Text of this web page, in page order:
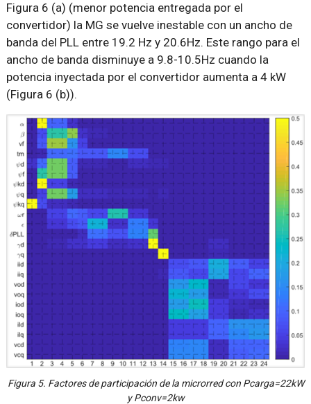
Figura 6 (a) (menor potencia entregada por el
convertidor) la MG se vuelve inestable con un ancho de
banda del PLL entre 19.2 Hz y 20.6Hz. Este rango para el
ancho de banda disminuye a 9.8-10.5Hz cuando la
potencia inyectada por el convertidor aumenta a 4 kW
(Figura 6 (b)).
Figura 5. Factores de participación de la microrred con Pcarga=22kW
y Pconv=2kw